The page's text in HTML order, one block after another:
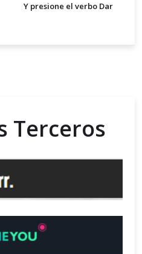
Y presione el verbo Dar
Terceros